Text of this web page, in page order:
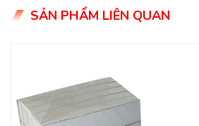
Hacowa và tinh chất bảo vệ lá vàng
- Trang trí được trên hầu hết các chất
Các bước dát vàng:
Bước 1:Vệ sinh bề mặt vật cần dát
SẢN PHẨM LIÊN QUAN